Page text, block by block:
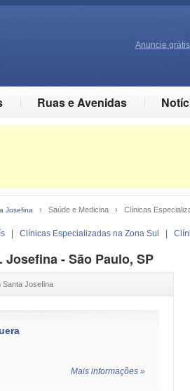
Anuncie grátis
Ruas e Avenidas
Josefina › Saúde e Medicina › Clínicas
Clínicas Especializadas na Zona Sul
- São Paulo, SP
Santa Josefina
Mais informações »